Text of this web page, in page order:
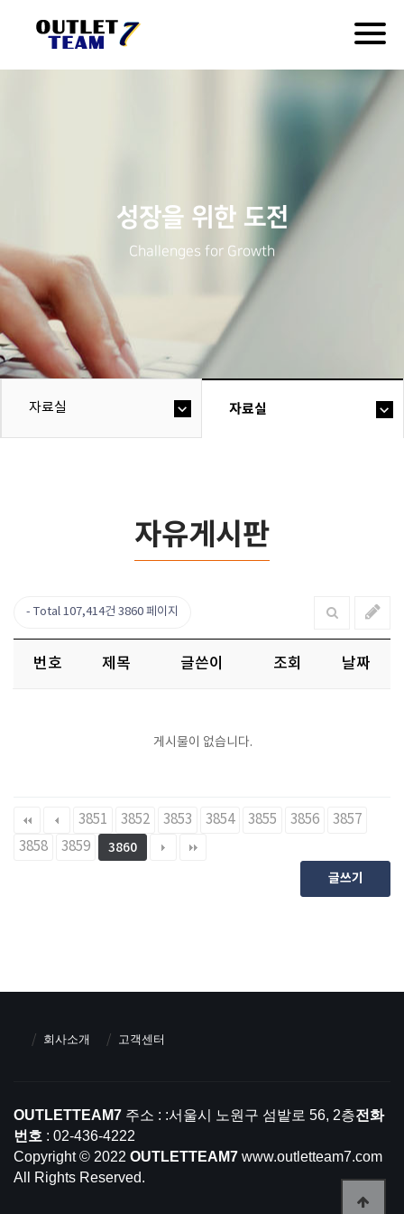
성장을 위한 도전
Challenges for Growth
자료실 자료실
자유게시판
Total 107,414건 3860 페이지
번호 제목 글쓴이 조회 날짜
게시물이 없습니다.
3851 3852 3853 3854 3855 3856
3857
3858
3859
3860
글쓰기
회사소개 고객센터
OUTLETTEAM7 주소 : :서울시 노원구 섬밭로 56, 2층전화
번호 : 02-436-4222
Copyright © 2022 OUTLETTEAM7 www.outletteam7.com
All Rights Reserved.